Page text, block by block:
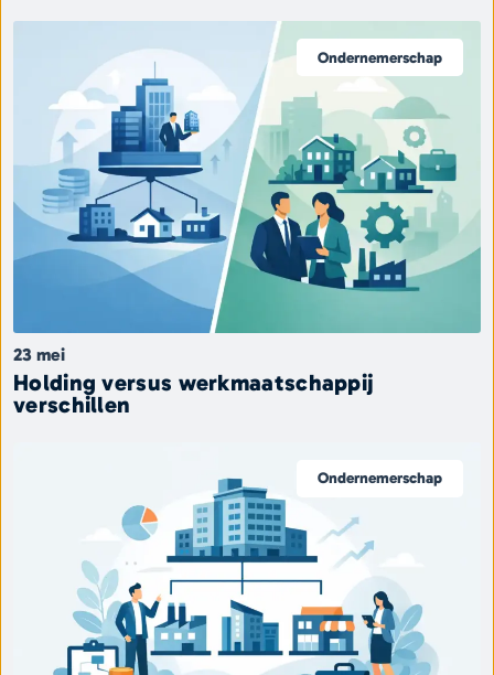
Ondernemerschap
23 mei
Holding versus werkmaatschappij
verschillen
Ondernemerschap